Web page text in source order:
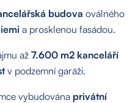
budova oválného
a prosklenou fasádou.
až 7.600 m2 kanceláří
v podzemní garáži.
vybudována privátní